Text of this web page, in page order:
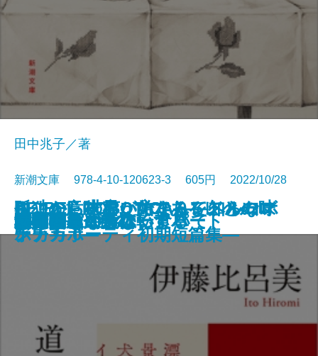
罪の轍
名人
闇の奥
六畳間ミステリーアパート
さよならの言い方なんて知らな
い。7
幽世の薬剤師2
殺人者
銀花の蔵
孤独の意味も、女であることの味
わいも
私のことならほっといて
田中兆子／著
新潮文庫 978-4-10-120623-3 605円 2022/10/28
文庫
道行きや
ポロック生命体
清く貧しく美しく
アガワ家の危ない食卓
自転しながら公転する
ここから世界が始まる―トルーマ
ン・カポーティ初期短篇集―
56日間
RE:BEL ROBOTICA―レベルロボ
チカ―
RE:BEL ROBOTICA 0―レベルロ
ボチカ 0―
女副署長 祭礼